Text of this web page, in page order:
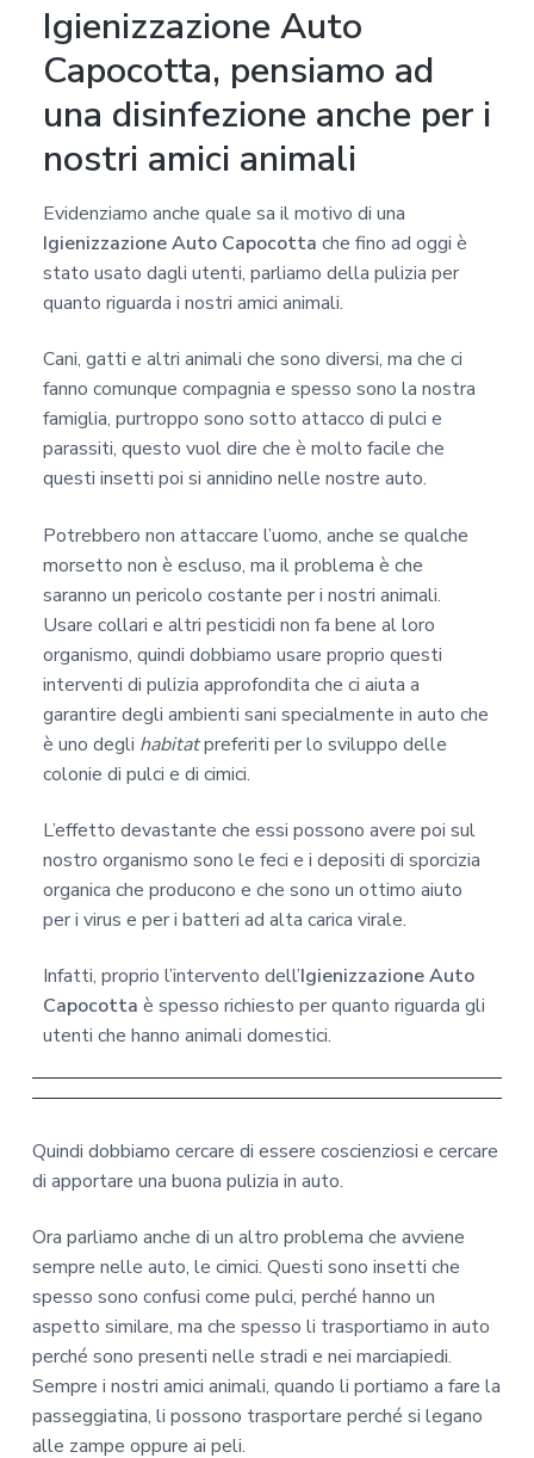
Igienizzazione Auto
Capocotta, pensiamo ad
una disinfezione anche per i
nostri amici animali
Evidenziamo anche quale sa il motivo di una
Igienizzazione Auto Capocotta che fino ad oggi è
stato usato dagli utenti, parliamo della pulizia per
quanto riguarda i nostri amici animali.
Cani, gatti e altri animali che sono diversi, ma che ci
fanno comunque compagnia e spesso sono la nostra
famiglia, purtroppo sono sotto attacco di pulci e
parassiti, questo vuol dire che è molto facile che
questi insetti poi si annidino nelle nostre auto.
Potrebbero non attaccare l’uomo, anche se qualche
morsetto non è escluso, ma il problema è che
saranno un pericolo costante per i nostri animali.
Usare collari e altri pesticidi non fa bene al loro
organismo, quindi dobbiamo usare proprio questi
interventi di pulizia approfondita che ci aiuta a
garantire degli ambienti sani specialmente in auto che
è uno degli habitatpreferiti per lo sviluppo delle
colonie di pulci e di cimici.
L’effetto devastante che essi possono avere poi sul
nostro organismo sono le feci e i depositi di sporcizia
organica che producono e che sono un ottimo aiuto
per i virus e per i batteri ad alta carica virale.
Infatti, proprio l’intervento dell’Igienizzazione Auto
Capocotta è spesso richiesto per quanto riguarda gli
utenti che hanno animali domestici.
Quindi dobbiamo cercare di essere coscienziosi e cercare
di apportare una buona pulizia in auto.
Ora parliamo anche di un altro problema che avviene
sempre nelle auto, le cimici. Questi sono insetti che
spesso sono confusi come pulci, perché hanno un
aspetto similare, ma che spesso li trasportiamo in auto
perché sono presenti nelle stradi e nei marciapiedi.
Sempre i nostri amici animali, quando li portiamo a fare la
passeggiatina, li possono trasportare perché si legano
alle zampe oppure ai peli.